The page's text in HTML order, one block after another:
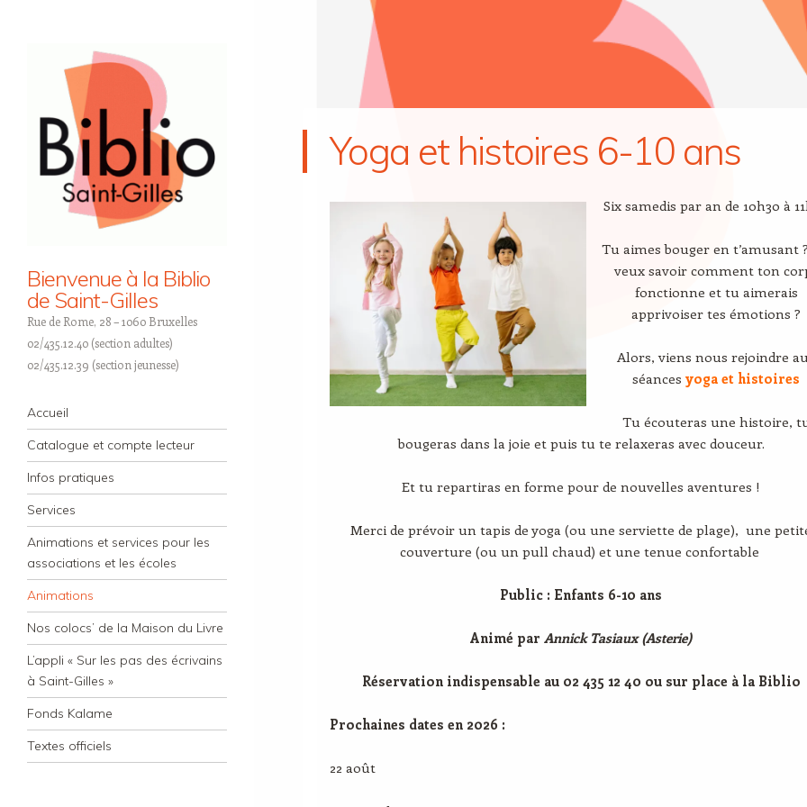
Bienvenue à la Biblio
de Saint-Gilles
Rue de Rome, 28 – 1060 Bruxelles
02/435.12.40 (section adultes)
02/435.12.39 (section jeunesse)
Navigation
Skip to content
Accueil
Catalogue et compte lecteur
Infos pratiques
Services
Animations et services pour les
associations et les écoles
Animations
Nos colocs’ de la Maison du Livre
L’appli « Sur les pas des écrivains
à Saint-Gilles »
Fonds Kalame
Textes officiels
Yoga et histoires 6-10 ans
Six samedis par an de 10h30 à
Tu aimes bouger en t’amusant
veux savoir comment ton
fonctionne et tu aimerais
apprivoiser tes émotions ?
Alors, viens nous rejoindre
séances yoga et histoires
Tu écouteras une histoire,
bougeras dans la joie et puis tu te relaxeras avec douceur.
Et tu repartiras en forme pour de nouvelles aventures !
Merci de prévoir un tapis de yoga (ou une serviette de plage), une
couverture (ou un pull chaud) et une tenue confortable
Public : Enfants 6-10 ans
Animé par Annick Tasiaux (Asterie)
Réservation indispensable au 02 435 12 40 ou sur place à la Biblio
Prochaines dates en 2026 :
22 août